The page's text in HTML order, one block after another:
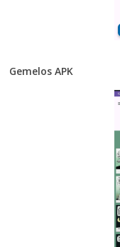
Gemelos APK